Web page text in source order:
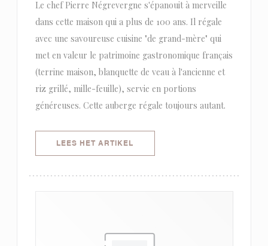
Le chef Pierre Négrevergne s'épanouit à merveille
dans cette maison qui a plus de 100 ans. Il régale
avec une savoureuse cuisine "de grand-mère" qui
met en valeur le patrimoine gastronomique français
(terrine maison, blanquette de veau à l'ancienne et
riz grillé, mille-feuille), servie en portions
généreuses. Cette auberge régale toujours autant.
LEES HET ARTIKEL